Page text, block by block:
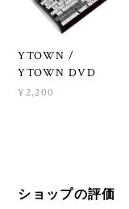
YTOWN /
YTOWN DVD
¥2,200
ショップの評価